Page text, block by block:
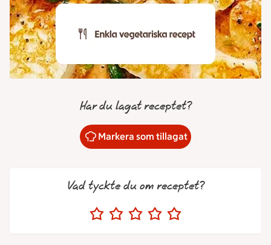
Har du lagat receptet?
Markera som tillagat
Vad tyckte du om receptet?